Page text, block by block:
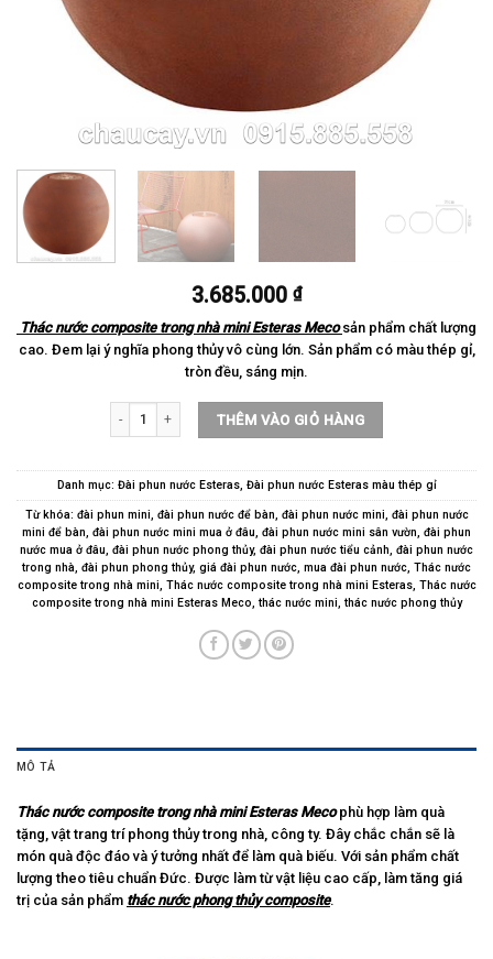
3.685.000 ₫
Thác nước composite trong nhà mini Esteras Mecosản phẩm chất lượng
cao. Đem lại ý nghĩa phong thủy vô cùng lớn. Sản phẩm có màu thép gỉ,
tròn đều, sáng mịn.
Thác nước composite trong nhà mini Esteras Meco số lượng
THÊM VÀO GIỎ HÀNG
Danh mục: Đài phun nước Esteras, Đài phun nước Esteras màu thép gỉ
Từ khóa: đài phun mini, đài phun nước để bàn, đài phun nước mini, đài phun nước
mini để bàn, đài phun nước mini mua ở đâu, đài phun nước mini sân vườn, đài phun
nước mua ở đâu, đài phun nước phong thủy, đài phun nước tiểu cảnh, đài phun nước
trong nhà, đài phun phong thủy, giá đài phun nước, mua đài phun nước, Thác nước
composite trong nhà mini, Thác nước composite trong nhà mini Esteras, Thác nước
composite trong nhà mini Esteras Meco,thác nước mini,thác nước phong thủy
MÔ TẢ
Thác nước composite trong nhà mini Esteras Mecophù hợp làm quà
tặng, vật trang trí phong thủy trong nhà, công ty. Đây chắc chắn sẽ là
món quà độc đáo và ý tưởng nhất để làm quà biếu. Với sản phẩm chất
lượng theo tiêu chuẩn Đức. Được làm từ vật liệu cao cấp, làm tăng giá
trị của sản phẩm thác nước phong thủy composite.